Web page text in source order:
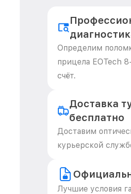
Определим
прицела EOTech
счёт.
Доставка
бесплатно
Доставим
курьерской
Лучшие условия